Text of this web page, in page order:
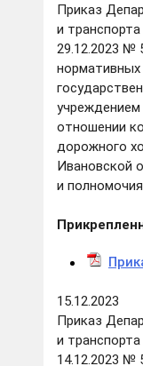
Приказ
и
29.12.2023 №
нормативных
отношении
дорожного
Ивановской
и
15.12.2023
Приказ
и
14.12.2023 №